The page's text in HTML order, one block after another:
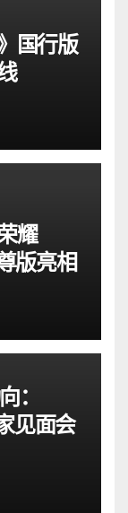
国行版
耀
版亮相
：
见面会